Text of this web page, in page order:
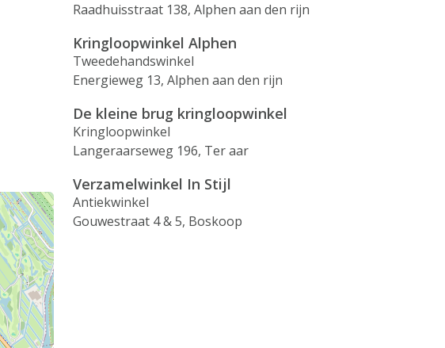
Raadhuisstraat 138, Alphen aan den rijn
Kringloopwinkel Alphen
Tweedehandswinkel
Energieweg 13, Alphen aan den rijn
De kleine brug kringloopwinkel
Kringloopwinkel
Langeraarseweg 196, Ter aar
Verzamelwinkel In Stijl
Antiekwinkel
Gouwestraat 4 & 5, Boskoop